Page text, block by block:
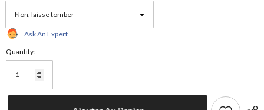
Ask An Expert
Quantity: